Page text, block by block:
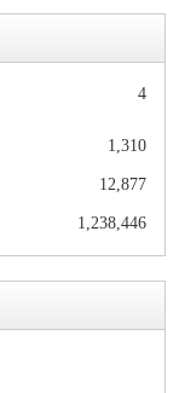
4
1,310
12,877
1,238,446